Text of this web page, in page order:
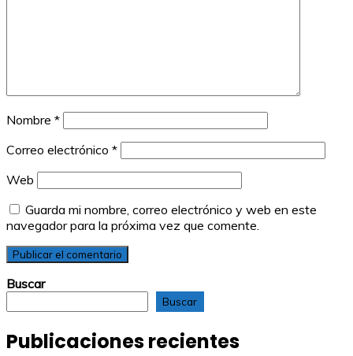
Nombre *
Correo electrónico *
Web
Guarda mi nombre, correo electrónico y web en este
navegador para la próxima vez que comente.
Buscar
Buscar
Publicaciones recientes